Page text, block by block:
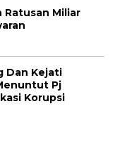
Ratusan Miliar
Dan Kejati
Pj
Korupsi